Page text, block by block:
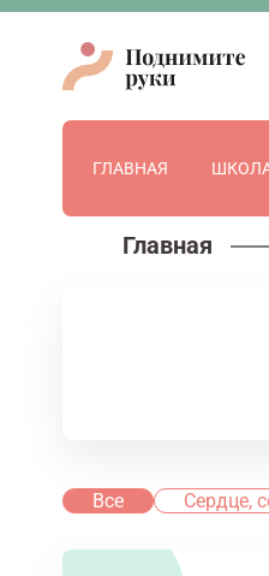
ГЛАВНАЯ ШКОЛА
Главная
Все Сердце,